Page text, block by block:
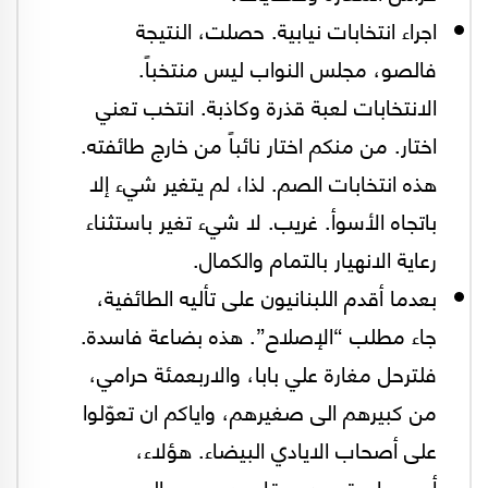
اجراء انتخابات نيابية. حصلت، النتيجة
فالصو، مجلس النواب ليس منتخباً.
الانتخابات لعبة قذرة وكاذبة. انتخب تعني
اختار. من منكم اختار نائباً من خارج طائفته.
هذه انتخابات الصم. لذا، لم يتغير شيء إلا
باتجاه الأسوأ. غريب. لا شيء تغير باستثناء
رعاية الانهيار بالتمام والكمال.
بعدما أقدم اللبنانيون على تأليه الطائفية،
جاء مطلب “الإصلاح”. هذه بضاعة فاسدة.
فلترحل مغارة علي بابا، والاربعمئة حرامي،
من كبيرهم الى صغيرهم، واياكم ان تعوّلوا
على أصحاب الايادي البيضاء. هؤلاء،